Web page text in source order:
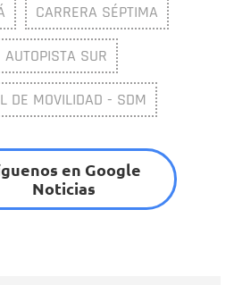
CARRERA SÉPTIMA
AUTOPISTA SUR
DE MOVILIDAD - SDM
en Google
Noticias